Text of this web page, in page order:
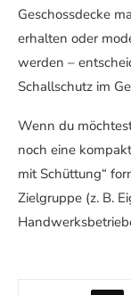
Geschossdecke
erhalten oder
werden –
Schallschutz im
Wenn du
noch eine
mit Schüttung“
Zielgruppe (z. B.